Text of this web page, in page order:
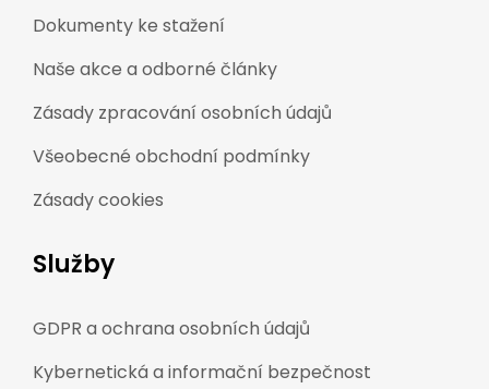
Dokumenty ke stažení
Naše akce a odborné články
Zásady zpracování osobních údajů
Všeobecné obchodní podmínky
Zásady cookies
Služby
GDPR a ochrana osobních údajů
Kybernetická a informační bezpečnost